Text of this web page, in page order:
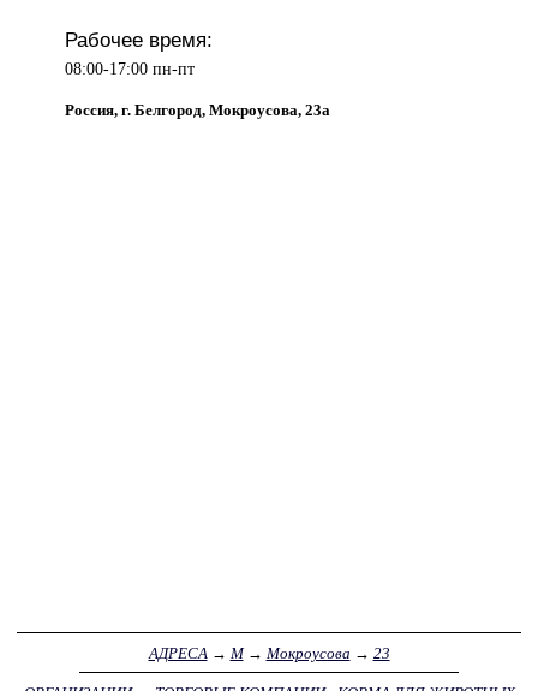
Рабочее время:
08:00-17:00 пн-пт
Россия, г. Белгород, Мокроусова, 23а
АДРЕСА → М→ Мокроусова → 23